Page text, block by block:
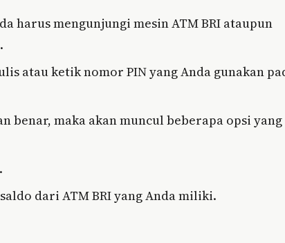
harus mengunjungi mesin ATM BRI ataupun
atau ketik nomor PIN yang Anda gunakan
benar, maka akan muncul beberapa opsi yang
dari ATM BRI yang Anda miliki.